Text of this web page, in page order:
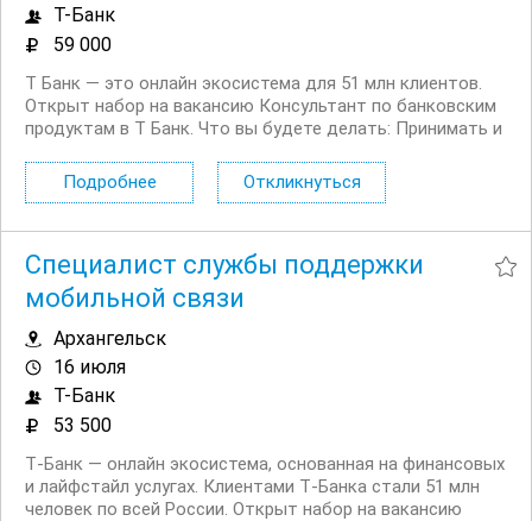
Т-Банк
59 000
Т Банк — это онлайн экосистема для 51 млн клиентов.
Открыт набор на вакансию Консультант по банковским
продуктам в Т Банк. Что вы будете делать: Принимать и
Консультировать действующих и потенциальных
клиентов банка по телефону и в чате Вам...
Подробнее Откликнуться
Специалист службы поддержки
мобильной связи
Архангельск
16 июля
Т-Банк
53 500
Т‑Банк — онлайн экосистема, основанная на финансовых
и лайфстайл услугах. Клиентами Т‑Банка стали 51 млн
человек по всей России. Открыт набор на вакансию